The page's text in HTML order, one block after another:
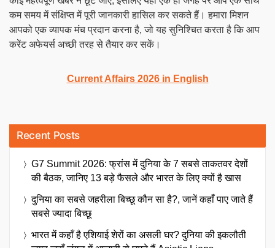
कम समय में संक्षिप्त में पूरी जानकारी हासिल कर सकते हैं। हमारा मिशन
आपको एक व्यापक मंच प्रदान करना है, जो यह सुनिश्चित करता है कि आप
करेंट अफेयर्स अच्छी तरह से तैयार कर सकें।
Current Affairs 2026 in English
Recent Posts
G7 Summit 2026: फ्रांस में दुनिया के 7 सबसे ताकतवर देशों
की बैठक, जानिए 13 बड़े फैसले और भारत के लिए क्यों है खास
दुनिया का सबसे जहरीला बिच्छू कौन सा है?, जानें कहाँ पाए जाते हैं
सबसे ज्यादा बिच्छू
भारत में कहाँ है एशियाई शेरों का असली घर? दुनिया की इकलौती